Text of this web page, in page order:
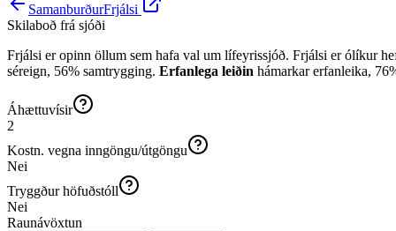
SamanburðurFrjálsi
Skilaboð frá sjóði
Frjálsi er opinn öllum sem hafa val um lífeyrissjóð. Frjálsi er ólíkur
séreign, 56% samtrygging. Erfanlega leiðin hámarkar erfanleika,
Áhættuvísir
2
Kostn. vegna inngöngu/útgöngu
Nei
Tryggður höfuðstóll
Nei
Raunávöxtun